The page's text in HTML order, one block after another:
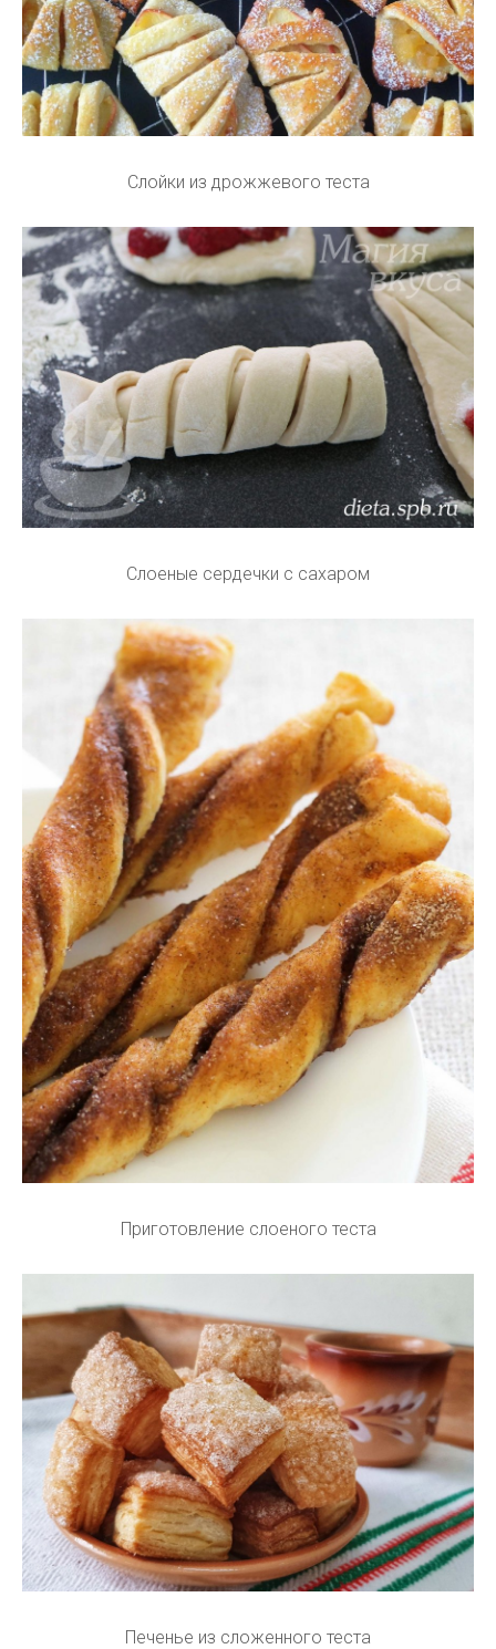
Слойки из дрожжевого теста
Слоеные сердечки с сахаром
Приготовление слоеного теста
Печенье из сложенного теста